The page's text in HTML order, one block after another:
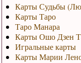
Карты Судьбы
Карты Таро
Таро Манара
Карты Ошо Дзен
Игральные карты
Карты Марии